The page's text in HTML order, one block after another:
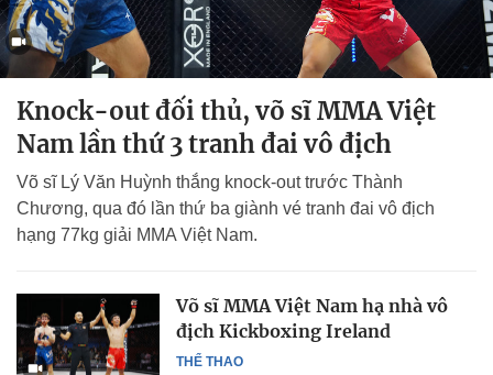
Knock-out đối thủ, võ sĩ MMA Việt
Nam lần thứ 3 tranh đai vô địch
Võ sĩ Lý Văn Huỳnh thắng knock-out trước Thành
Chương, qua đó lần thứ ba giành vé tranh đai vô địch
hạng 77kg giải MMA Việt Nam.
THỂ THAO
Võ sĩ MMA Việt Nam hạ nhà vô
địch Kickboxing Ireland